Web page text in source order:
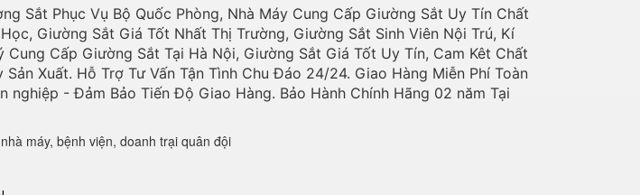
Sắt Phục Vụ Bộ Quốc Phòng, Nhà Máy Cung Cấp Giường Sắt Uy Tín Chất
Giường Sắt Giá Tốt Nhất Thị Trường, Giường Sắt Sinh Viên Nội Trú, Kí
Cấp Giường Sắt Tại Hà Nội, Giường Sắt Giá Tốt Uy Tín, Cam Kêt Chất
Xuất. Hỗ Trợ Tư Vấn Tận Tình Chu Đáo 24/24. Giao Hàng Miễn Phí Toàn
nghiệp - Đảm Bảo Tiến Độ Giao Hàng. Bảo Hành Chính Hãng 02 năm Tại
máy, bệnh viện, doanh trại quân đội